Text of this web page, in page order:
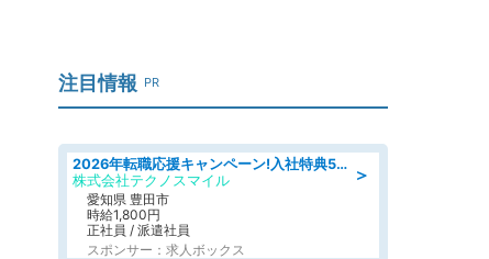
注目情報 PR
＞
2026年転職応援キャンペーン!入社特典58万円/デンソーで働こう!自動車工場で小型部品の検査業務 denso aichi
株式会社テクノスマイル
愛知県 豊田市
時給1,800円
正社員 / 派遣社員
スポンサー：求人ボックス